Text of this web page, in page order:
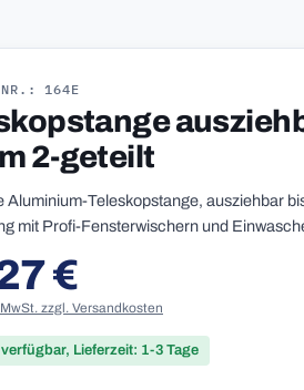
164E
2-geteilt
Aluminium-Teleskopstange, ausziehbar
mit Profi-Fensterwischern und
Preis:€
zzgl. Versandkosten
Lieferzeit: 1-3 Tage